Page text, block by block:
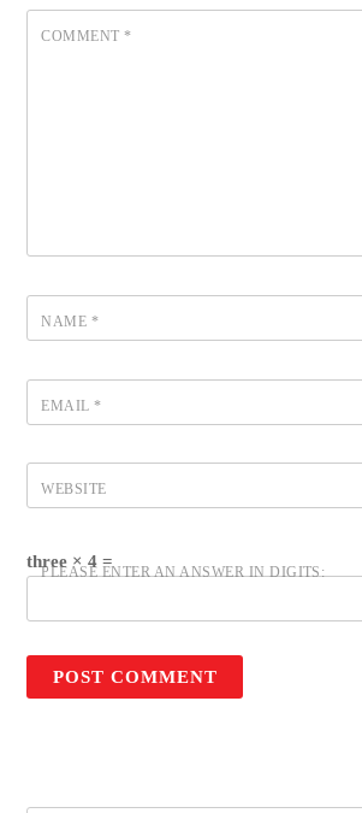
COMMENT*
NAME *
EMAIL*
WEBSITE
PLEASE ENTER AN ANSWER IN DIGITS:
three × 4 =